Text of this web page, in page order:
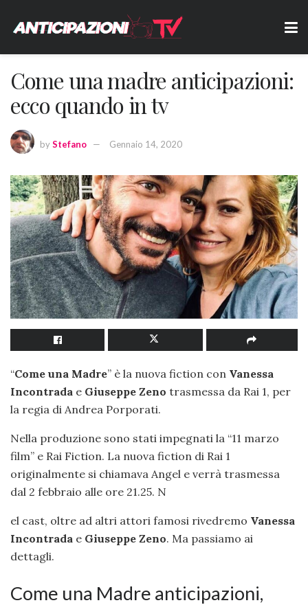
Come una madre anticipazioni:
ecco quando in tv
byStefano Gennaio 14, 2020
“Come una Madre” è la nuova fiction con Vanessa
Incontrada e Giuseppe Zeno trasmessa da Rai 1, per
la regia di Andrea Porporati.
Nella produzione sono stati impegnati la “11 marzo
film” e Rai Fiction. La nuova fiction di Rai 1
originalmente si chiamava Angel e verrà trasmessa
dal 2 febbraio alle ore 21.25. N
el cast, oltre ad altri attori famosi rivedremo Vanessa
Incontrada e Giuseppe Zeno. Ma passiamo ai
dettagli.
Come una Madre anticipazioni,